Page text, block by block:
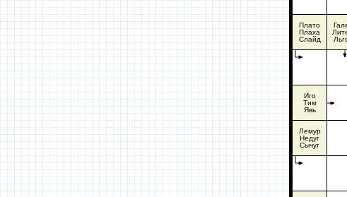
Плато
Плаха
Слайд
Иго
Тим
Явь
Лемур
Недуг
Сычуг